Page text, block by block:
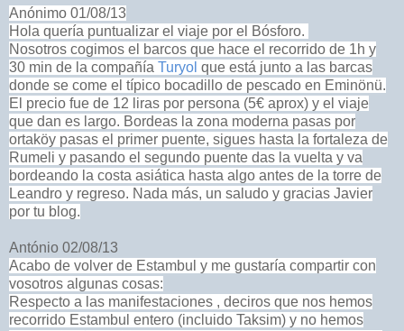
Anónimo 01/08/13
Hola quería puntualizar el viaje por el Bósforo.
Nosotros cogimos el barcos que hace el recorrido de 1h y
30 min de la compañía Turyol que está junto a las barcas
donde se come el típico bocadillo de pescado en Eminönü.
El precio fue de 12 liras por persona (5€ aprox) y el viaje
que dan es largo. Bordeas la zona moderna pasas por
ortaköy pasas el primer puente, sigues hasta la fortaleza de
Rumeli y pasando el segundo puente das la vuelta y va
bordeando la costa asiática hasta algo antes de la torre de
Leandro y regreso. Nada más, un saludo y gracias Javier
por tu blog.
António 02/08/13
Acabo de volver de Estambul y me gustaría compartir con
vosotros algunas cosas:
Respecto a las manifestaciones , deciros que nos hemos
recorrido Estambul entero (incluido Taksim) y no hemos